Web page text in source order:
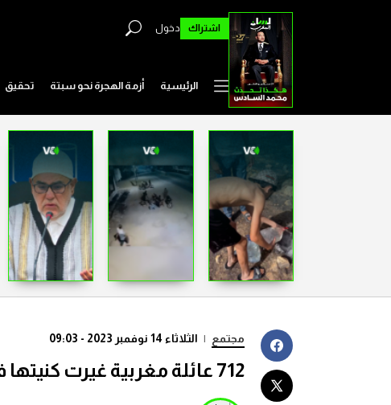
اشتراك دخول
الرئيسية أزمة الهجرة نحو سبتة تحقيق
مجتمع | الثلاثاء 14 نوفمبر 2023 - 09:03
712 عائلة مغربية غيرت كنيتها في 2023